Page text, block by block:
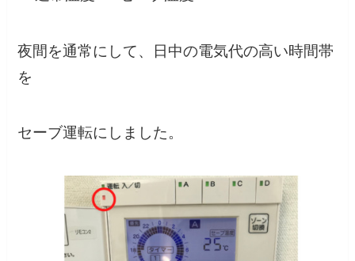
夜間を通常にして、日中の電気代の高い時間帯
を
セーブ運転にしました。